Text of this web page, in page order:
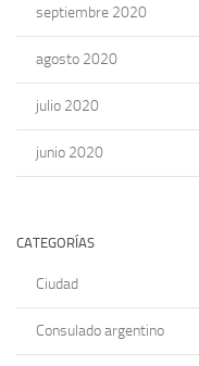
septiembre 2020
agosto 2020
julio 2020
junio 2020
CATEGORÍAS
Ciudad
Consulado argentino